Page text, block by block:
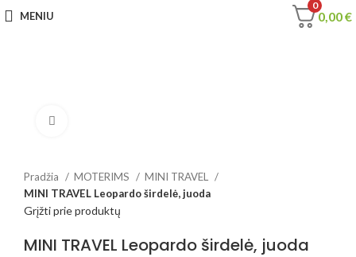
MENIU
0
0,00€
Pradžia MOTERIMS
MINI TRAVEL
MINI TRAVEL Leopardo širdelė, juoda
Grįžti prie produktų
MINI TRAVEL Leopardo širdelė, juoda